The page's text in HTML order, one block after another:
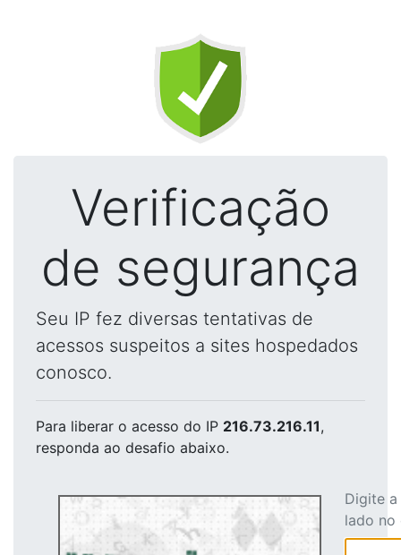
Verificação
de segurança
Seu IP fez diversas tentativas de
acessos suspeitos a sites hospedados
conosco.
Para liberar o acesso do IP 216.73.216.11,
responda ao desafio abaixo.
Digite
lado no